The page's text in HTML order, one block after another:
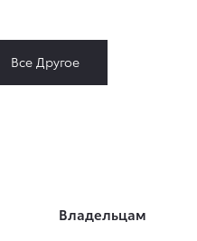
Все Другое
Владельцам